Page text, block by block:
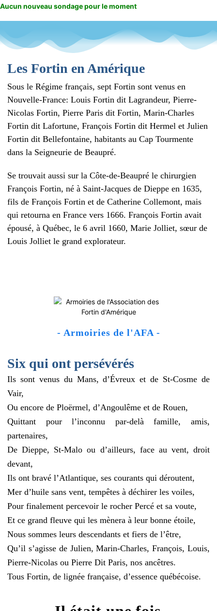
Aucun nouveau sondage pour le moment
Les Fortin en Amérique
Sous le Régime français, sept Fortin sont venus en
Nouvelle-France: Louis Fortin dit Lagrandeur, Pierre-
Nicolas Fortin, Pierre Paris dit Fortin, Marin-Charles
Fortin dit Lafortune, François Fortin dit Hermel et Julien
Fortin dit Bellefontaine, habitants au Cap Tourmente
dans la Seigneurie de Beaupré.
Se trouvait aussi sur la Côte-de-Beaupré le chirurgien
François Fortin, né à Saint-Jacques de Dieppe en 1635,
fils de François Fortin et de Catherine Collemont, mais
qui retourna en France vers 1666. François Fortin avait
épousé, à Québec, le 6 avril 1660, Marie Jolliet, sœur de
Louis Jolliet le grand explorateur.
- Armoiries de l'AFA -
Six qui ont persévérés
Ils sont venus du Mans, d’Évreux et de St-Cosme de
Vair,
Ou encore de Ploërmel, d’Angoulême et de Rouen,
Quittant pour l’inconnu par-delà famille, amis,
partenaires,
De Dieppe, St-Malo ou d’ailleurs, face au vent, droit
devant,
Ils ont bravé l’Atlantique, ses courants qui déroutent,
Mer d’huile sans vent, tempêtes à déchirer les voiles,
Pour finalement percevoir le rocher Percé et sa voute,
Et ce grand fleuve qui les mènera à leur bonne étoile,
Nous sommes leurs descendants et fiers de l’être,
Qu’il s’agisse de Julien, Marin-Charles, François, Louis,
Pierre-Nicolas ou Pierre Dit Paris, nos ancêtres.
Tous Fortin, de lignée française, d’essence québécoise.